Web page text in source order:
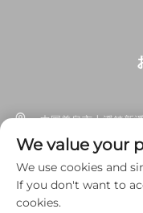
中国義烏市上溪鎮新
+86-13037647878
[email protected]
We value your
We use cookies and
If you don't want to
cookies.